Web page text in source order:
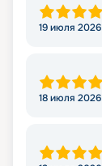
19 июля 2026
18 июля 2026